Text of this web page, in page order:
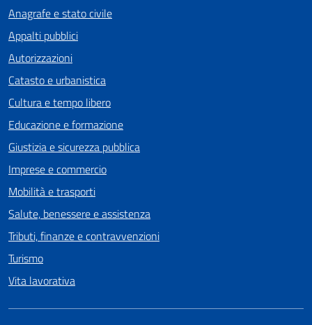
Anagrafe e stato civile
Appalti pubblici
Autorizzazioni
Catasto e urbanistica
Cultura e tempo libero
Educazione e formazione
Giustizia e sicurezza pubblica
Imprese e commercio
Mobilità e trasporti
Salute, benessere e assistenza
Tributi, finanze e contravvenzioni
Turismo
Vita lavorativa